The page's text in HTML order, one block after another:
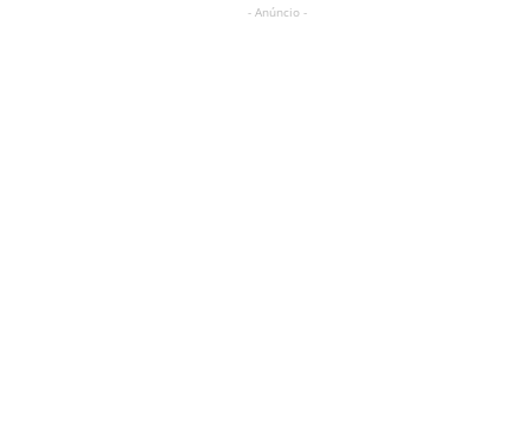
- Anúncio -